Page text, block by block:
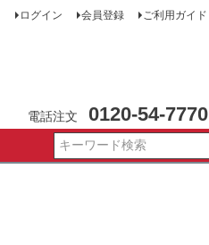
ログイン 会員登録 ご利用ガイド
電話注文 0120-54-7770